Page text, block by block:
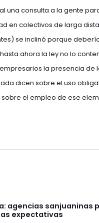
una consulta a la gente
en colectivos de larga
se inclinó porque
ahora la ley no lo
la presencia de
dicen sobre el uso
el empleo de ese
agencias sanjuaninas
expectativas